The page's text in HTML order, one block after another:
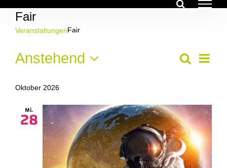
Inhalt
springen
Fair
VeranstaltungenFair
Veranstaltungen
und
Suche
Liste
Anstehend
wählen.
Oktober 2026
Mi.
28